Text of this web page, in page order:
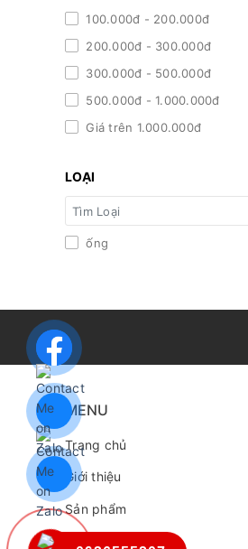
100.000đ - 200.000đ
200.000đ - 300.000đ
300.000đ - 500.000đ
500.000đ - 1.000.000đ
Giá trên 1.000.000đ
LOẠI
ống
MENU
Trang chủ
Giới thiệu
Sản phẩm